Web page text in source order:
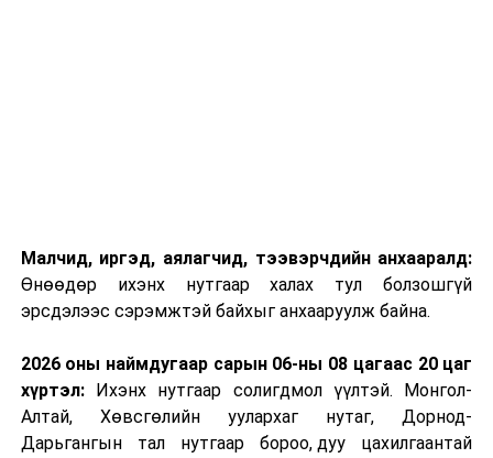
Малчид, иргэд, аялагчид, тээвэрчдийн анхааралд:
Өнөөдөр ихэнх нутгаар халах тул болзошгүй
эрсдэлээс сэрэмжтэй байхыг анхааруулж байна.
2026 оны наймдугаар сарын 06-ны 08 цагаас 20 цаг
хүртэл:Ихэнх нутгаар солигдмол үүлтэй. Монгол-
Алтай, Хөвсгөлийн уулархаг нутаг, Дорнод-
Дарьгангын тал нутгаар бороо, дуу цахилгаантай